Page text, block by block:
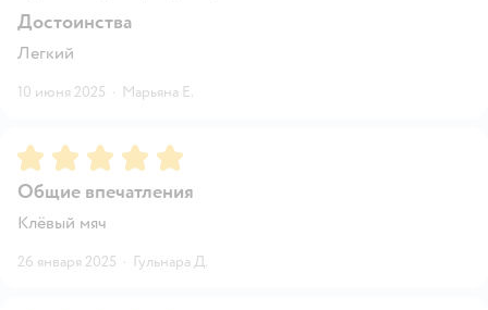
Достоинства
Легкий
10 июня 2025 · Марьяна Е.
Рейтинг:5
Общие впечатления
Клёвый мяч
26 января 2025 · Гульнара Д.